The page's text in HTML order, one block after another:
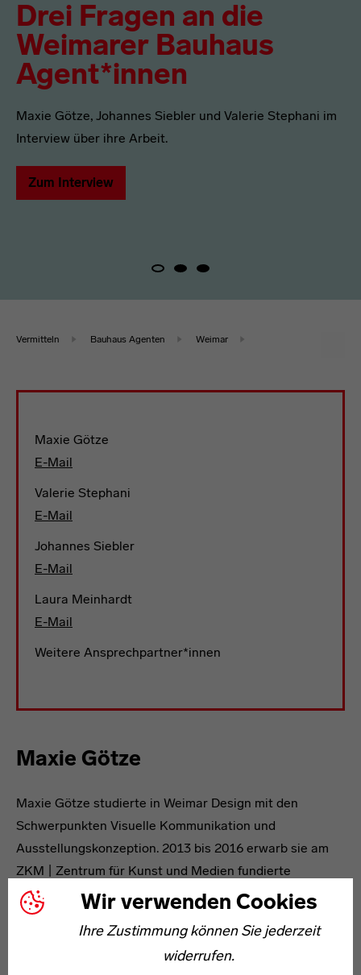
Wir verwenden Cookies
Ihre Zustimmung können Sie jederzeit
widerrufen.
Drei Fragen an die
Weimarer Bauhaus
Agent*innen
Maxie Götze, Johannes Siebler und Valerie Stephani im
Interview über ihre Arbeit.
Zum Interview
Vermitteln Bauhaus Agenten Weimar
Maxie Götze
E-Mail
Valerie Stephani
E-Mail
Johannes Siebler
E-Mail
Laura Meinhardt
E-Mail
Weitere Ansprechpartner*innen
Maxie Götze
Maxie Götze studierte in Weimar Design mit den
Schwerpunkten Visuelle Kommunikation und
Ausstellungskonzeption. 2013 bis 2016 erwarb sie am
ZKM | Zentrum für Kunst und Medien fundierte
Kenntnisse der Gegenwartskunst und fand an der
Schnittstelle zwischen den Besucher*innen und dem
Museum ihre Faszination für eine nachhaltige und alle
Bereiche umfassende Vermittlungsarbeit. Von 2016 bis